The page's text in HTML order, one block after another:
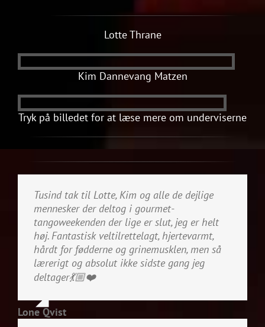
Lotte Thrane
Kim Dannevang Matzen
Tryk på billedet for at læse mere om underviserne
Tusind tak til Lotte, Kim og alle de dejlige
mennesker der deltog i gourmet-
tangoweekenden der lige er slut, jeg er helt
høj. Fantastisk veltilrettelagt, hjertevarmt,
hårdt for fødderne og grinemusklen, men så
lærerigt og absolut ikke sidste gang jeg
deltager💃🏼❤️
Lone Qvist